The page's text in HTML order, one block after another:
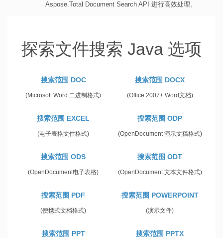
Aspose.Total Document Search API 进行高效处理。
探索文件搜索 Java 选项
搜索范围 DOC
(Microsoft Word 二进制格式)
搜索范围 DOCX
(Office 2007+ Word文档)
搜索范围 EXCEL
(电子表格文件格式)
搜索范围 ODP
(OpenDocument 演示文稿格式)
搜索范围 ODS
(OpenDocument电子表格)
搜索范围 ODT
(OpenDocument 文本文件格式)
搜索范围 PDF
(便携式文档格式)
搜索范围 POWERPOINT
(演示文件)
搜索范围 PPT 搜索范围 PPTX